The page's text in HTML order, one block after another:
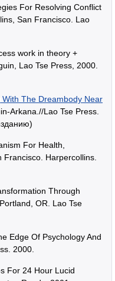
For Resolving Conflict
San Francisco. Lao
work in theory +
Lao Tse Press, 2000.
The Dreambody Near
Arkana.//Lao Tse Press.
For Health,
Francisco. Harpercollins.
Through
OR. Lao Tse
Edge Of Psychology And
2000.
For 24 Hour Lucid